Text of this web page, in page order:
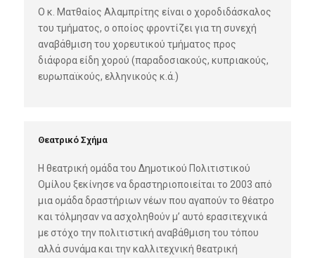
Ο κ. Ματθαίος Αλαμπρίτης είναι ο χοροδιδάσκαλος
του τμήματος, ο οποίος φροντίζει για τη συνεχή
αναβάθμιση του χορευτικού τμήματος προς
διάφορα είδη χορού (παραδοσιακούς, κυπριακούς,
ευρωπαϊκούς, ελληνικούς κ.ά.)
Θεατρικό Σχήμα
Η θεατρική ομάδα του Δημοτικού Πολιτιστικού
Ομίλου ξεκίνησε να δραστηριοποιείται το 2003 από
μια ομάδα δραστήριων νέων που αγαπούν το θέατρο
και τόλμησαν να ασχοληθούν μ’ αυτό ερασιτεχνικά
με στόχο την πολιτιστική αναβάθμιση του τόπου
αλλά συνάμα και την καλλιτεχνική θεατρική